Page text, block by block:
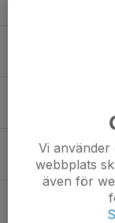
Ingen
10 mar
Gällande
6 mar 2025
Vi
webbplats
även för